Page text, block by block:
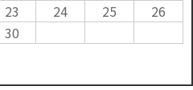
23 24 25
26
30